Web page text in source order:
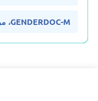
GENDERDOC-M، مركز المعلومات